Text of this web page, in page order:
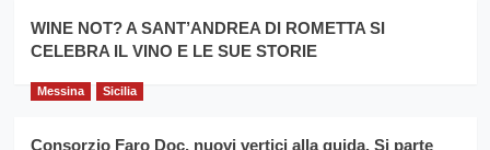
la
filiera
grano
per
il
anno
WINE NOT? A SANT’ANDREA DI ROMETTA SI
CELEBRA IL VINO E LE SUE STORIE
Messina Sicilia
Consorzio Faro Doc, nuovi vertici alla guida. Si parte